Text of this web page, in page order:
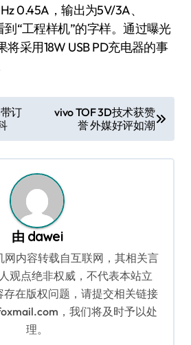
0.45A，输出为5V/3A、
“工程样机”的字样。通过曝光
采用18W USB PD充电器的事
订
vivo TOF 3D技术获赞
誉 外媒好评如潮
由 dawei
网内容转载自互联网，其相关言
观点绝非权威，不代表本站立
在版权问题，请提交相关链接
，我们将及时予以处
理。